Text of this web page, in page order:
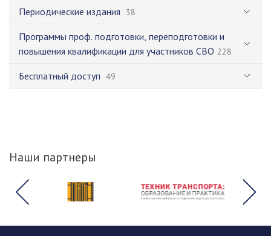
Периодические издания 38
Программы проф. подготовки, переподготовки и
повышения квалификации для участников СВО 228
Бесплатный доступ 49
Наши партнеры